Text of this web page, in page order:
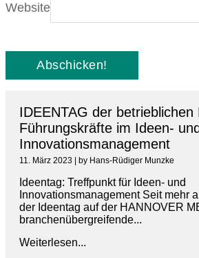
Website
IDEENTAG der betrieblichen
Führungskräfte im Ideen- und
Innovationsmanagement
11. März 2023 by Hans-Rüdiger Munzke
Ideentag: Treffpunkt für Ideen- und
Innovationsmanagement Seit mehr
der Ideentag auf der HANNOVER
branchenübergreifende...
Weiterlesen...